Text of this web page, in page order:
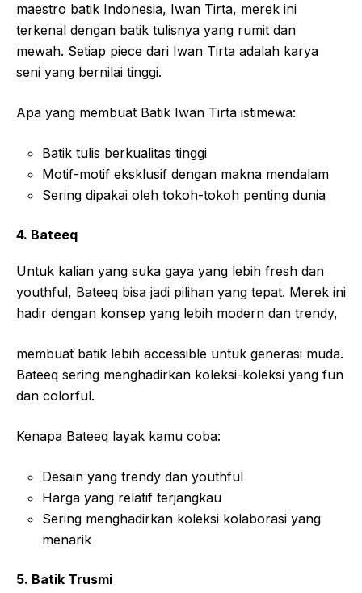
maestro batik Indonesia, Iwan Tirta, merek ini
terkenal dengan batik tulisnya yang rumit dan
mewah. Setiap piece dari Iwan Tirta adalah karya
seni yang bernilai tinggi.
Apa yang membuat Batik Iwan Tirta istimewa:
Batik tulis berkualitas tinggi
Motif-motif eksklusif dengan makna mendalam
Sering dipakai oleh tokoh-tokoh penting dunia
4. Bateeq
Untuk kalian yang suka gaya yang lebih fresh dan
youthful, Bateeq bisa jadi pilihan yang tepat. Merek ini
hadir dengan konsep yang lebih modern dan trendy,
membuat batik lebih accessible untuk generasi muda.
Bateeq sering menghadirkan koleksi-koleksi yang fun
dan colorful.
Kenapa Bateeq layak kamu coba:
Desain yang trendy dan youthful
Harga yang relatif terjangkau
Sering menghadirkan koleksi kolaborasi yang
menarik
5. Batik Trusmi